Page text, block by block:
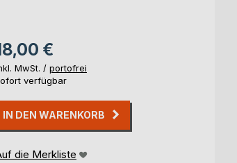
€
MwSt. / portofrei
verfügbar
IN DEN WARENKORB
die Merkliste